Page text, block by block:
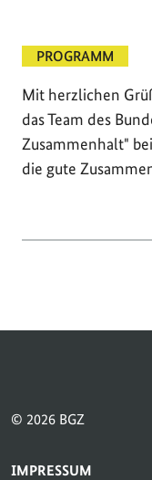
PROGRAMM
Mit herzlichen
das Team des
Zusammenhalt"
die gute
© 2026 BGZ
SERVICE-
IMPRESSUM